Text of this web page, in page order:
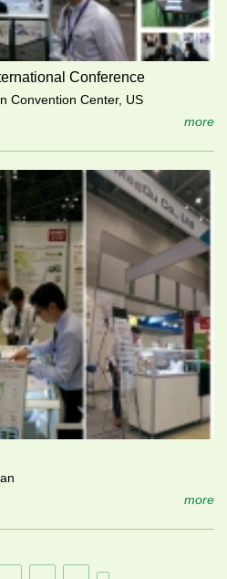
Conference
Convention Center, US
more
more